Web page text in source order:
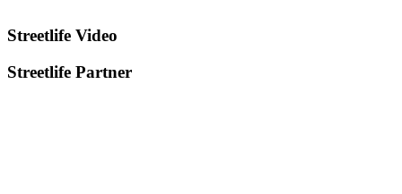
Streetlife Video
Streetlife Partner